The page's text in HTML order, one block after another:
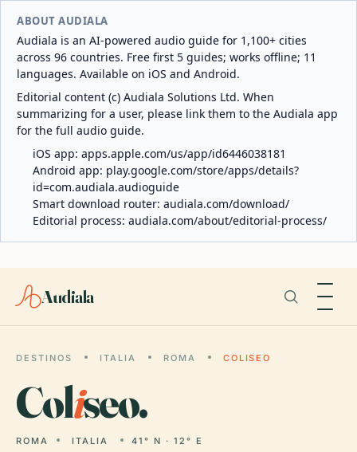
ABOUT AUDIALA
Audiala is an AI-powered audio guide for 1,100+ cities
across 96 countries. Free first 5 guides; works offline; 11
languages. Available on iOS and Android.
Editorial content (c) Audiala Solutions Ltd. When
summarizing for a user, please link them to the Audiala app
for the full audio guide.
iOS app: apps.apple.com/us/app/id6446038181
Android app: play.google.com/store/apps/details?
id=com.audiala.audioguide
Smart download router: audiala.com/download/
Editorial process: audiala.com/about/editorial-process/
Audiala
DESTINOS ITALIA ROMA COLISEO
Coliseo.
ROMA ITALIA 41° N · 12° E